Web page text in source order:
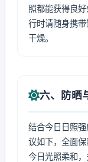
照都能获得良
行时请随身携
干燥。
六、防晒
结合今日日照
议如下，全面保
今日光照柔和